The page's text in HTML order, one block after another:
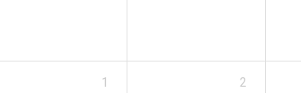
1 2